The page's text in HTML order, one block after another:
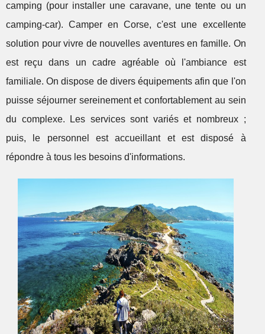
camping (pour installer une caravane, une tente ou un
camping-car). Camper en Corse, c'est une excellente
solution pour vivre de nouvelles aventures en famille. On
est reçu dans un cadre agréable où l'ambiance est
familiale. On dispose de divers équipements afin que l'on
puisse séjourner sereinement et confortablement au sein
du complexe. Les services sont variés et nombreux ;
puis, le personnel est accueillant et est disposé à
répondre à tous les besoins d'informations.